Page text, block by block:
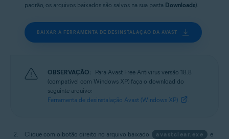
padrão, os arquivos baixados são salvos na sua pasta Downloads).
BAIXAR A FERRAMENTA DE DESINSTALAÇÃO DA AVAST
OBSERVAÇÃO:
Para Avast Free Antivirus versão 18.8
(compatível com Windows XP) faça o download do
seguinte arquivo:
Ferramenta de desinstalação Avast (Windows XP)
.
Clique com o botão direito no arquivo baixado avastclear.exe
e